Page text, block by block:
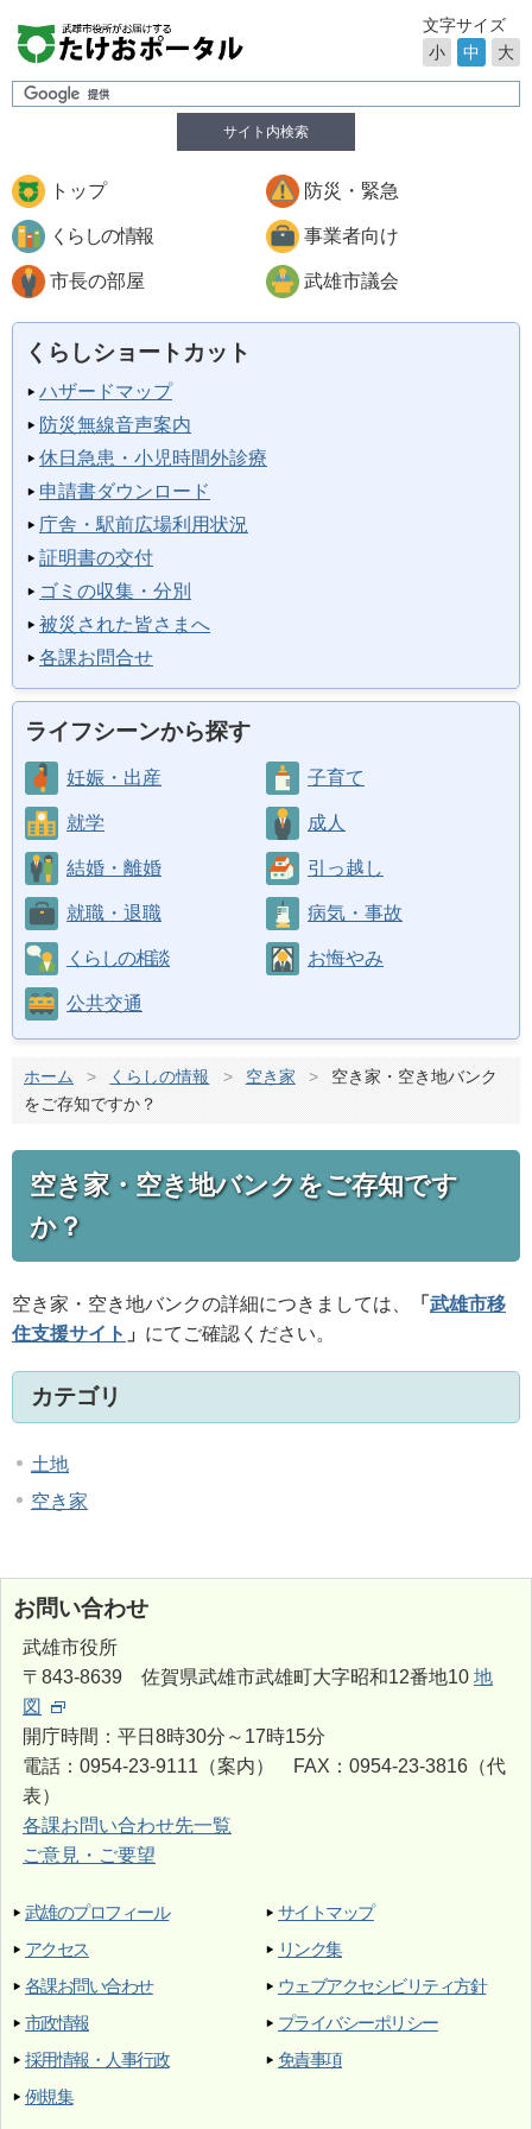
サイト内検索
文字サイズ
小
中 大
トップ 防災・緊急
くらしの情報 事業者向け
市長の部屋 武雄市議会
くらしショートカット
ハザードマップ
防災無線音声案内
休日急患・小児時間外診療
申請書ダウンロード
庁舎・駅前広場利用状況
証明書の交付
ゴミの収集・分別
被災された皆さまへ
各課お問合せ
ライフシーンから探す
妊娠・出産 子育て
就学 成人
結婚・離婚 引っ越し
就職・退職 病気・事故
くらしの相談 お悔やみ
公共交通
ホーム > くらしの情報 > 空き家 >
空き家・空き地バンク
をご存知ですか？
空き家・空き地バンクをご存知です
か？
空き家・空き地バンクの詳細につきましては、 「 武雄市移
住支援サイト 」 にてご確認ください。
カテゴリ
土地
空き家
お問い合わせ
武雄市役所
〒843-8639 佐賀県武雄市武雄町大字昭和12番地10 地
図
開庁時間：平日8時30分～17時15分
電話：0954-23-9111（案内） FAX：0954-23-3816（代
表）
各課お問い合わせ先一覧
ご意見・ご要望
武雄のプロフィール
アクセス
各課お問い合わせ
市政情報
採用情報・人事行政
例規集
サイトマップ
リンク集
ウェブアクセシビリティ方針
プライバシーポリシー
免責事項